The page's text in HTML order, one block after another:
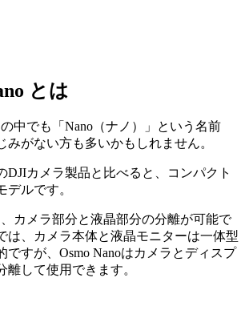
とは
中でも「Nano（ナノ）」という名前
みがない方も多いかもしれません。
DJIカメラ製品と比べると、コンパクト
デルです。
カメラ部分と液晶部分の分離が可能で
は、カメラ本体と液晶モニターは一体型
ですが、Osmo Nanoはカメラとディスプ
離して使用できます。